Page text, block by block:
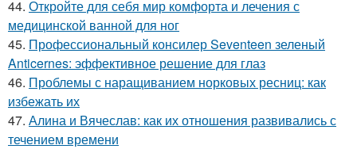
44. Откройте для себя мир комфорта и лечения с
медицинской ванной для ног
45. Профессиональный консилер Seventeen зеленый
Anticernes: эффективное решение для глаз
46. Проблемы с наращиванием норковых ресниц: как
избежать их
47. Алина и Вячеслав: как их отношения развивались с
течением времени